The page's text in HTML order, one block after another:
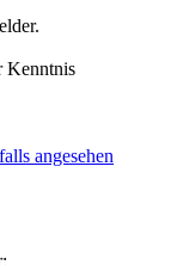
Kenntnis
angesehen